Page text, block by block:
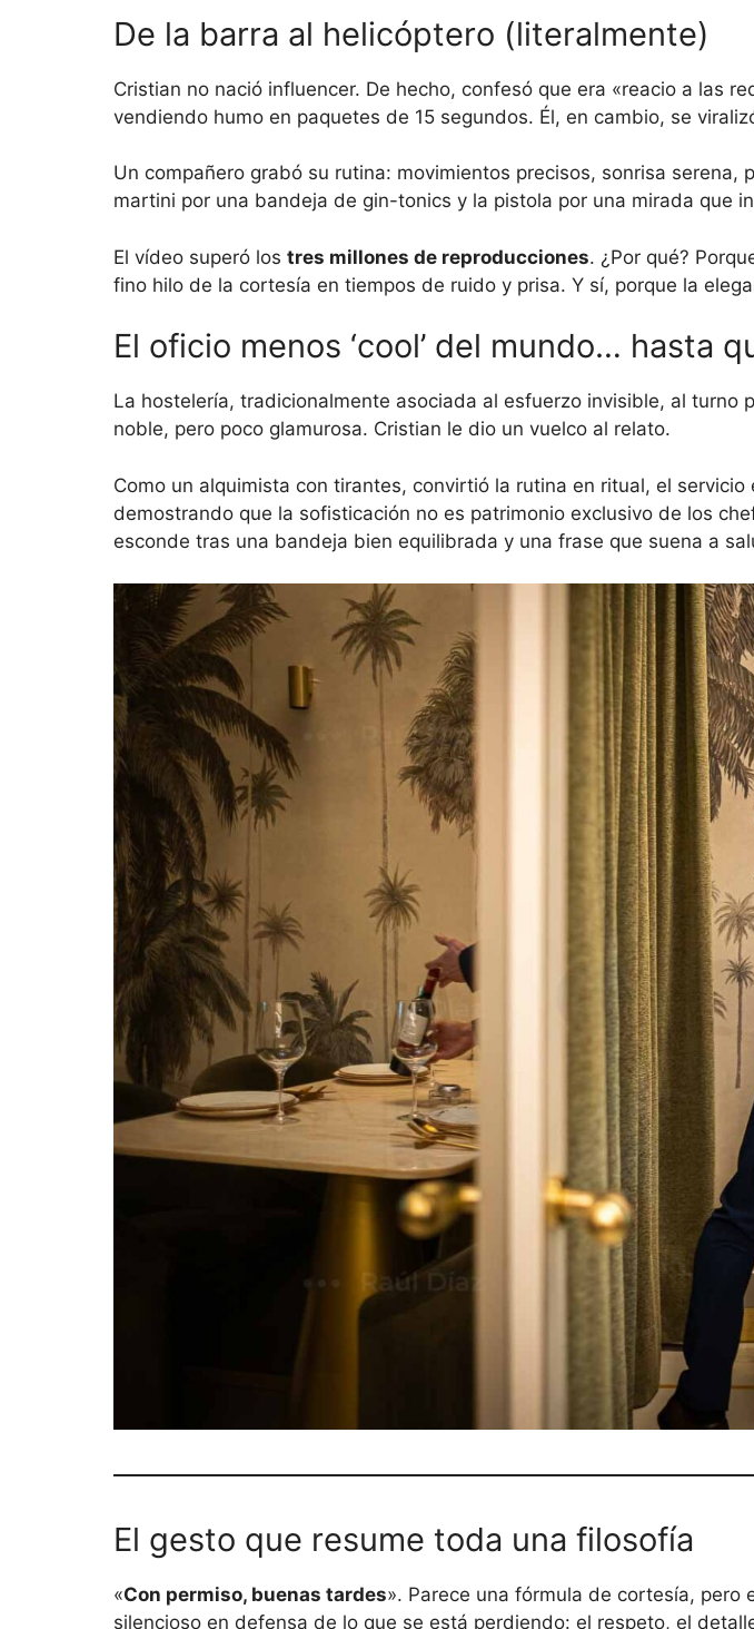
De la barra al helicóptero (literalmente)
Cristian no nació influencer. De hecho, confesó que era «reacio a las
vendiendo humo en paquetes de 15 segundos. Él, en cambio, se
Un compañero grabó su rutina: movimientos precisos, sonrisa
martini por una bandeja de gin-tonics y la pistola por una mirada que
El vídeo superó los tres millones de reproducciones. ¿Por qué?
fino hilo de la cortesía en tiempos de ruido y prisa. Y sí, porque la
El oficio menos ‘cool’ del mundo… hasta
La hostelería, tradicionalmente asociada al esfuerzo invisible, al turno
noble, pero poco glamurosa. Cristian le dio un vuelco al relato.
Como un alquimista con tirantes, convirtió la rutina en ritual, el
demostrando que la sofisticación no es patrimonio exclusivo de los
esconde tras una bandeja bien equilibrada y una frase que suena a
El gesto que resume toda una filosofía
«Con permiso, buenas tardes». Parece una fórmula de cortesía,
silencioso en defensa de lo que se está perdiendo: el respeto, el